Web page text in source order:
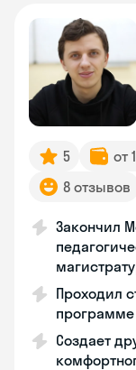
5 от
8 отзывов
Закончил
Проходил
программе
Создает